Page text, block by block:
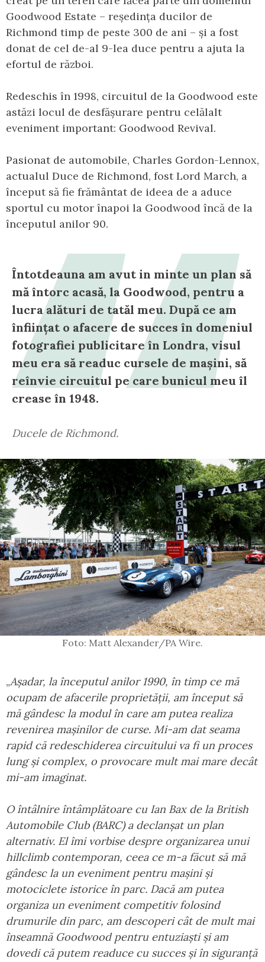
Goodwood Estate – reședința ducilor de
Richmond timp de peste 300 de ani – și a fost
donat de cel de-al 9-lea duce pentru a ajuta la
efortul de război.
Redeschis în 1998, circuitul de la Goodwood este
astăzi locul de desfășurare pentru celălalt
eveniment important: Goodwood Revival.
Pasionat de automobile, Charles Gordon-Lennox,
actualul Duce de Richmond, fost Lord March, a
început să fie frământat de ideea de a aduce
sportul cu motor înapoi la Goodwood încă de la
începutul anilor 90.
Întotdeauna am avut in minte un plan să
mă întorc acasă, la Goodwood, pentru a
lucra alături de tatăl meu. După ce am
înființat o afacere de succes în domeniul
fotografiei publicitare în Londra, visul
meu era să readuc cursele de mașini, să
reînvie circuitul pe care bunicul meu îl
crease în 1948.
Ducele de Richmond.
Foto: Matt Alexander/PA Wire.
„Așadar, la începutul anilor 1990, în timp ce mă
ocupam de afacerile proprietății, am început să
mă gândesc la modul în care am putea realiza
revenirea mașinilor de curse. Mi-am dat seama
rapid că redeschiderea circuitului va fi un proces
lung și complex, o provocare mult mai mare decât
mi-am imaginat.
O întâlnire întâmplătoare cu Ian Bax de la British
Automobile Club (BARC) a declanșat un plan
alternativ. El îmi vorbise despre organizarea unui
hillclimb contemporan, ceea ce m-a făcut să mă
gândesc la un eveniment pentru mașini și
motociclete istorice în parc. Dacă am putea
organiza un eveniment competitiv folosind
drumurile din parc, am descoperi cât de mult mai
înseamnă Goodwood pentru entuziaști și am
dovedi că putem readuce cu succes și în siguranță